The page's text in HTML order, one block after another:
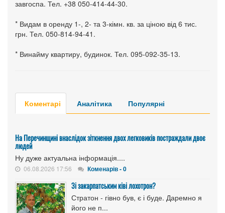
завгоспа. Тел. +38 050-414-44-30.
* Видам в оренду 1-, 2- та 3-кімн. кв. за ціною від 6 тис.
грн. Тел. 050-814-94-41.
* Винайму квартиру, будинок. Тел. 095-092-35-13.
Коментарі Аналітика Популярні
На Перечинщині внаслідок зіткнення двох легковиків постраждали двоє
людей
Ну дуже актуальна інформація....
06.08.2026 17:56 Коменарів - 0
Зі закарпатським ківі лохотрон?
Стратон - гівно був, є і буде. Даремно я
його не п...